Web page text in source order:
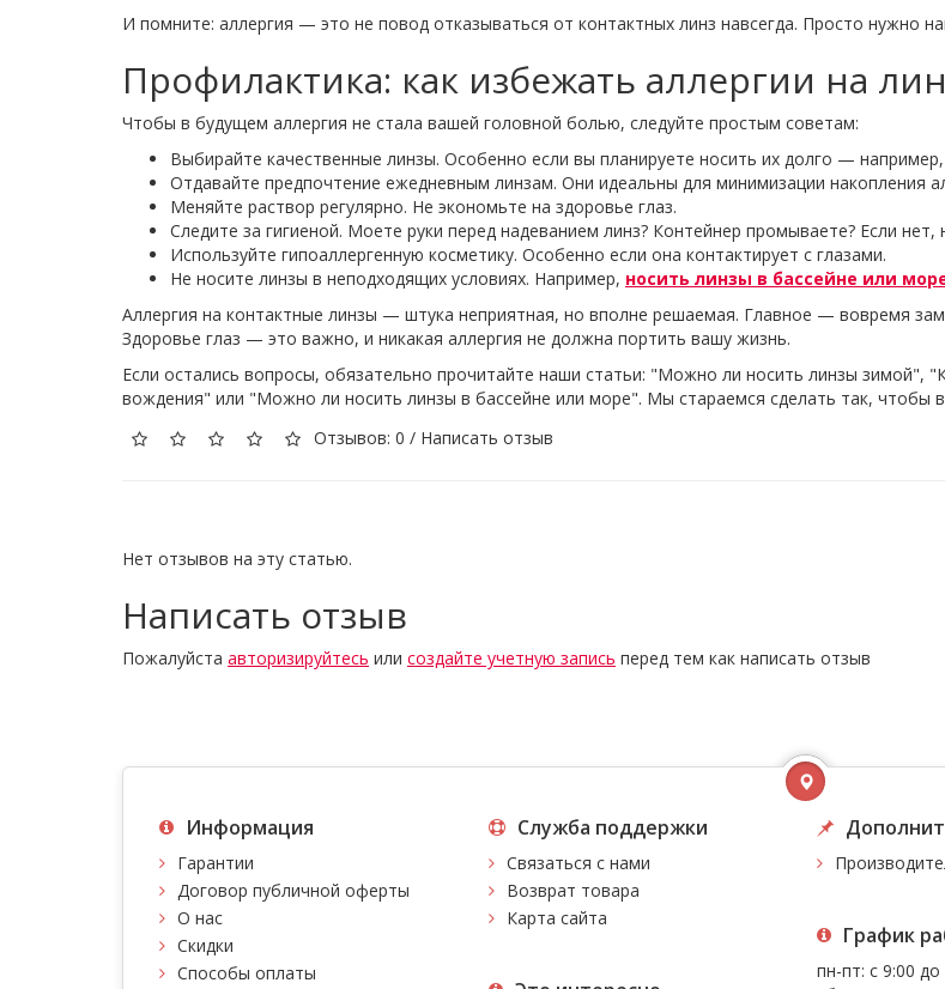
И помните: аллергия — это не повод отказываться от контактных линз навсегда. Просто нужно
Профилактика: как избежать аллергии на
Чтобы в будущем аллергия не стала вашей головной болью, следуйте простым советам:
Выбирайте качественные линзы. Особенно если вы планируете носить их долго — например,
Отдавайте предпочтение ежедневным линзам. Они идеальны для минимизации накопления
Меняйте раствор регулярно. Не экономьте на здоровье глаз.
Следите за гигиеной. Моете руки перед надеванием линз? Контейнер промываете? Если нет,
Используйте гипоаллергенную косметику. Особенно если она контактирует с глазами.
Не носите линзы в неподходящих условиях. Например, носить линзы в бассейне или
Аллергия на контактные линзы — штука неприятная, но вполне решаемая. Главное — вовремя
Здоровье глаз — это важно, и никакая аллергия не должна портить вашу жизнь.
Если остались вопросы, обязательно прочитайте наши статьи: "Можно ли носить линзы
вождения" или "Можно ли носить линзы в бассейне или море". Мы стараемся сделать так,
Отзывов: 0 / Написать отзыв
Нет отзывов на эту статью.
Написать отзыв
Пожалуйста авторизируйтесь или создайте учетную запись перед тем как написать отзыв
Информация
Гарантии
Договор публичной оферты
О нас
Скидки
Способы оплаты
Служба поддержки
Связаться с нами
Возврат товара
Карта сайта
График
пн-пт: с 9:00 до